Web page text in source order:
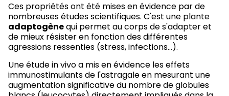
Ces propriétés ont été mises en évidence par de
nombreuses études scientifiques. C'est une plante
adaptogènequi permet au corps de s'adapter et
de mieux résister en fonction des différentes
agressions ressenties (stress, infections…).
Une étude in vivo a mis en évidence les effets
immunostimulants de l'astragale en mesurant une
augmentation significative du nombre de globules